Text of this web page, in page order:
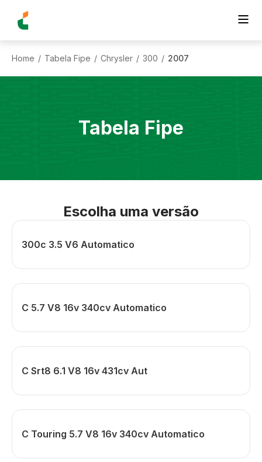
Home / Tabela Fipe / Chrysler / 300 / 2007
Tabela Fipe
Escolha uma versão
300c 3.5 V6 Automatico
C 5.7 V8 16v 340cv Automatico
C Srt8 6.1 V8 16v 431cv Aut
C Touring 5.7 V8 16v 340cv Automatico